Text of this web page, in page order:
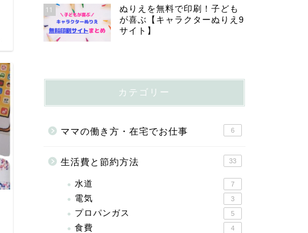
11
ぬりえを無料で印刷！子ども
が喜ぶ【キャラクターぬりえ9
サイト】
カテゴリー
ママの働き方・在宅でお仕事 6
生活費と節約方法 33
水道 7
電気 3
プロパンガス 5
食費 4